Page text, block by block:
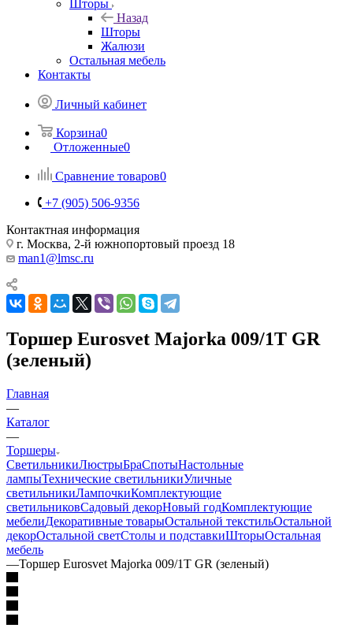
Шторы
Назад
Шторы
Жалюзи
Остальная мебель
Контакты
Личный кабинет
Корзина0
Отложенные0
Сравнение товаров0
+7 (905) 506-9356
Контактная информация
г. Москва, 2-й южнопортовый проезд 18
man1@lmsc.ru
Торшер Eurosvet Majorka 009/1T GR
(зеленый)
Главная
—
Каталог
—
Торшеры
СветильникиЛюстрыБраСпотыНастольные
лампыТехнические светильникиУличные
светильникиЛампочкиКомплектующие
светильниковСадовый декорНовый годКомплектующие
мебелиДекоративные товарыОстальной текстильОстальной
декорОстальной светСтолы и подставкиШторыОстальная
мебель
—Торшер Eurosvet Majorka 009/1T GR (зеленый)